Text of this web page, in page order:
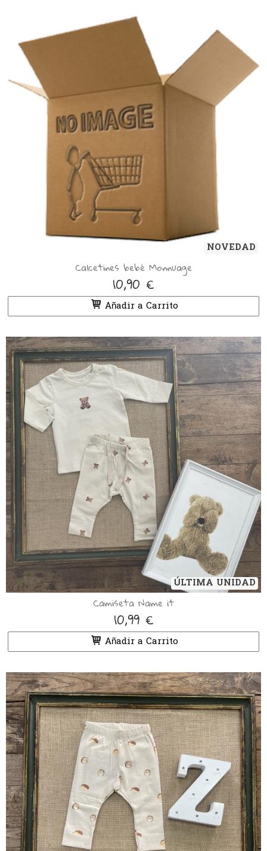
NOVEDAD
Calcetines bebé Monnuage
10,90 €
Añadir a Carrito
ÚLTIMA UNIDAD
Camiseta Name it
10,99 €
Añadir a Carrito